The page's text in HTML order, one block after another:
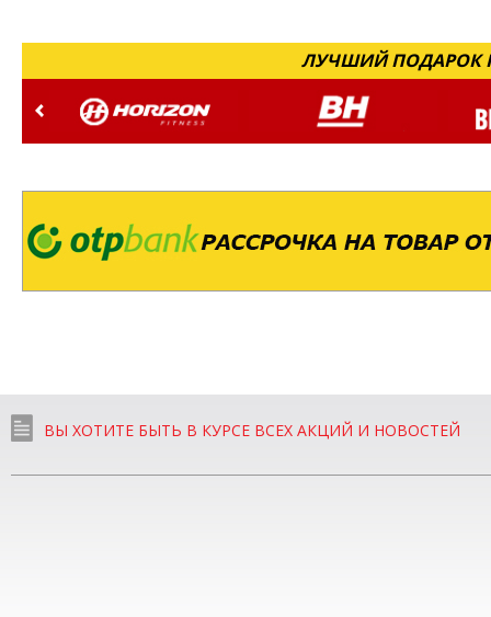
ЛУЧШИЙ ПОДАРОК
ВЫ ХОТИТЕ БЫТЬ В КУРСЕ ВСЕХ АКЦИЙ И НОВОСТЕЙ